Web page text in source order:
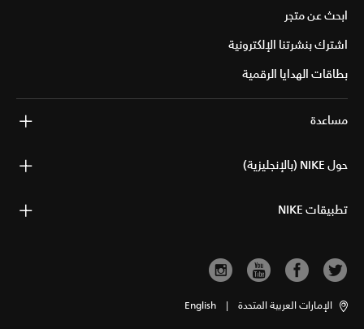
ابحث عن متجر
اشترك بنشرتنا الإلكترونية
بطاقات الهدايا الرقمية
مساعدة
حول NIKE (بالإنجليزية)
تطبيقات NIKE
الإمارات العربية المتحدة |
English